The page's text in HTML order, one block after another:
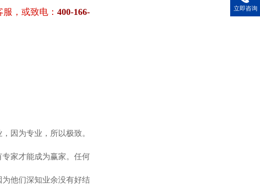
，或致电： 400-166-
因为专业，所以极致。
家才能成为赢家。任何
他们深知业余没有好结
立即咨询